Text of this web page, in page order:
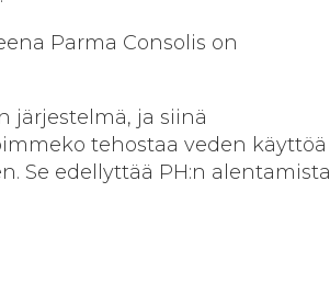
Parma Consolis on
järjestelmä, ja siinä
tehostaa veden käyttöä
Se edellyttää PH:n alentamista